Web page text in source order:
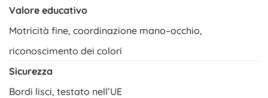
Valore educativo
Motricità fine, coordinazione mano–occhio,
riconoscimento dei colori
Sicurezza
Bordi lisci, testato nell’UE